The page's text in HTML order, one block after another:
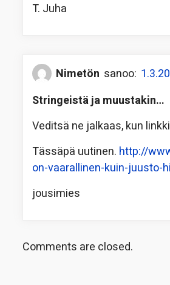
T. Juha
Nimetön sanoo:
Stringeistä ja muustakin…
Veditsä ne jalkaas, kun
Tässäpä uutinen. http://
on-vaarallinen-kuin-juusto-
jousimies
Comments are closed.